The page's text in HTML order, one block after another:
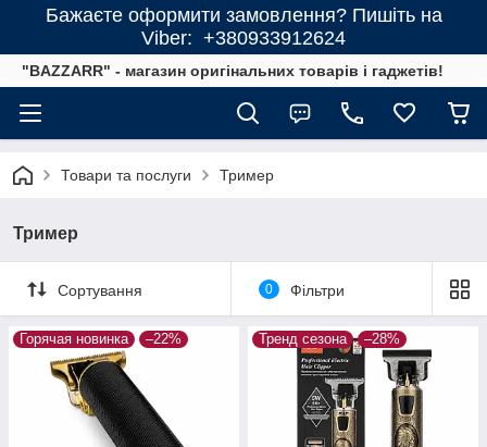
Бажаєте оформити замовлення? Пишіть на
Viber: +380933912624
"BAZZARR" - магазин оригінальних товарів і гаджетів!
Товари та послуги Тример
Тример
Сортування 0 Фільтри
Горячая новинка –22% Тренд сезона –28%